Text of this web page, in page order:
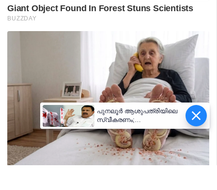
പുനലൂർ ആശുപത്രിയിലെ
സ്വീകരണം;
രോഗികൾക്കുണ്ടായ
ബുദ്ധിമുട്ടിൽ
ആരോഗ്യമന്ത്രിയുടെ
നിലപാട് തേടി
ഡിവൈഎഫ്‌ഐ